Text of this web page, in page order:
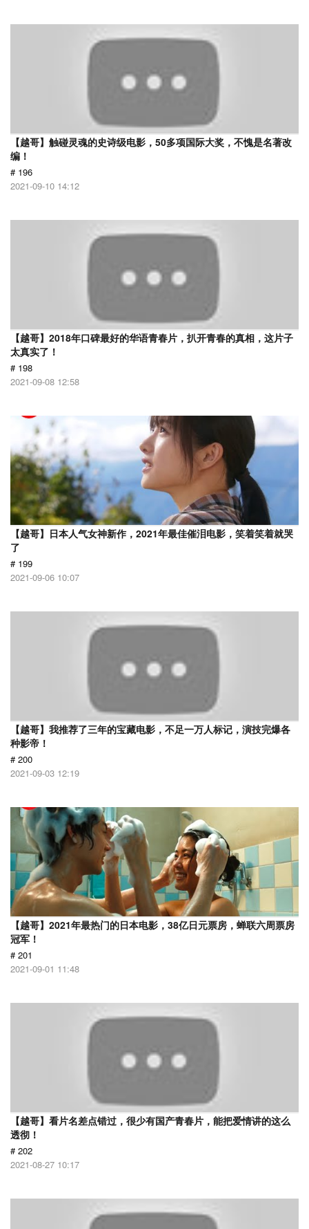
【越哥】触碰灵魂的史诗级电影，50多项国际大奖，不愧是名著改
编！
# 196
2021-09-10 14:12
【越哥】2018年口碑最好的华语青春片，扒开青春的真相，这片子
太真实了！
# 198
2021-09-08 12:58
【越哥】日本人气女神新作，2021年最佳催泪电影，笑着笑着就哭
了
# 199
2021-09-06 10:07
【越哥】我推荐了三年的宝藏电影，不足一万人标记，演技完爆各
种影帝！
# 200
2021-09-03 12:19
【越哥】2021年最热门的日本电影，38亿日元票房，蝉联六周票房
冠军！
# 201
2021-09-01 11:48
【越哥】看片名差点错过，很少有国产青春片，能把爱情讲的这么
透彻！
# 202
2021-08-27 10:17